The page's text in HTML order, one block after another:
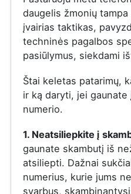
daugelis žmonių
įvairias taktikas,
techninės pagalbos
pasiūlymus, siekdami
Štai keletas patarimų,
ir ką daryti, jei
numerio.
1. Neatsiliepkite į
gaunate skambutį iš
atsiliepti. Dažnai
numerius, kurie jums
svarbus,